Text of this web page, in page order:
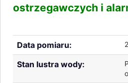
ostrzegawczych i
Data pomiaru:
Stan lustra wody: